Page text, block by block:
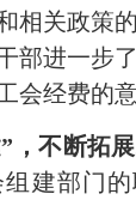
相关政策
部进一步
会经费的
，不断拓
建部门